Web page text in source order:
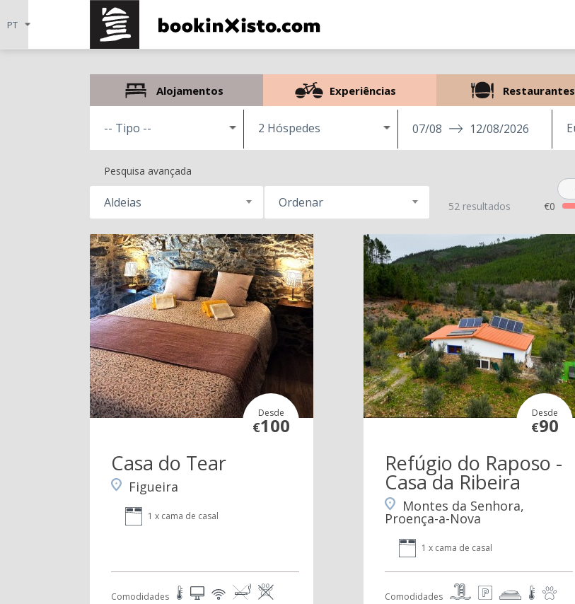
Alojamentos Experiências Restaurantes
2 Hóspedes 07/08 12/08/2026
Pesquisa avançada
Aldeias Ordenar 52 resultados €0
Desde
€100
Casa do Tear
Figueira
1 x cama de casal
Comodidades
Desde
€90
Refúgio do Raposo -
Casa da Ribeira
Montes da Senhora,
Proença-a-Nova
1 x cama de casal
Comodidades